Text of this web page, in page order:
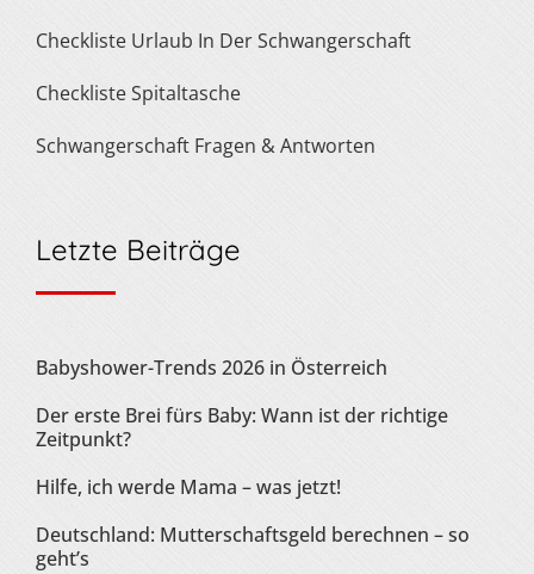
Checkliste Urlaub In Der Schwangerschaft
Checkliste Spitaltasche
Schwangerschaft Fragen & Antworten
Letzte Beiträge
Babyshower-Trends 2026 in Österreich
Der erste Brei fürs Baby: Wann ist der richtige
Zeitpunkt?
Hilfe, ich werde Mama – was jetzt!
Deutschland: Mutterschaftsgeld berechnen – so
geht’s